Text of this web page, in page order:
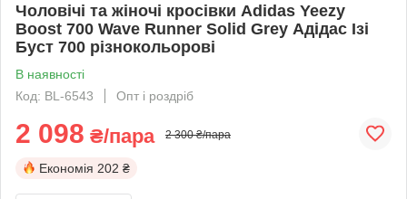
Чоловічі та жіночі кросівки Adidas Yeezy
Boost 700 Wave Runner Solid Grey Адідас Ізі
Буст 700 різнокольорові
В наявності
Код: BL-6543
Опт і роздріб
2 098 ₴/пара 2 300 ₴/пара
Економія 202 ₴